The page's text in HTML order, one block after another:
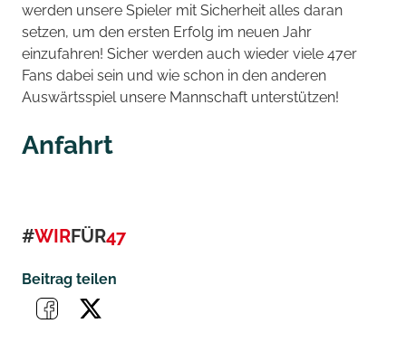
werden unsere Spieler mit Sicherheit alles daran
setzen, um den ersten Erfolg im neuen Jahr
einzufahren! Sicher werden auch wieder viele 47er
Fans dabei sein und wie schon in den anderen
Auswärtsspiel unsere Mannschaft unterstützen!
Anfahrt
#WIRFÜR47
Beitrag teilen